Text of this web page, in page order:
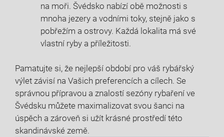
na ​moři. Švédsko nabízí ⁣obě možnosti s
mnoha jezery a vodními toky, ‍stejně ‍jako s⁣
pobřežím a ostrovy. Každá ⁣lokalita má ​své
vlastní ryby a příležitosti.
Pamatujte si, že nejlepší období pro váš rybářský
výlet závisí na Vašich preferencích a cílech. Se
správnou⁤ přípravou⁤ a znalostí sezóny ⁤rybaření ve
Švédsku můžete maximalizovat svou šanci na
úspěch a zároveň si⁣ užít krásné​ prostředí této
skandinávské země.